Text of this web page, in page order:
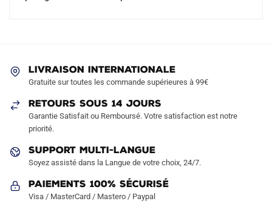
LIVRAISON INTERNATIONALE
Gratuite sur toutes les commande supérieures à 99€
RETOURS SOUS 14 JOURS
Garantie Satisfait ou Remboursé. Votre satisfaction est notre
priorité.
SUPPORT MULTI-LANGUE
Soyez assisté dans la Langue de votre choix, 24/7.
Paiements 100% Sécurisé
Visa / MasterCard / Mastero / Paypal